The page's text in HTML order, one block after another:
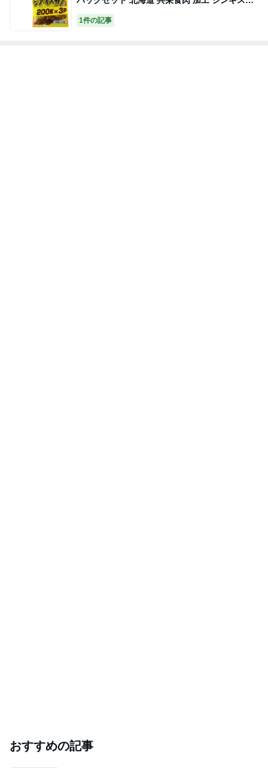
1件の記事
おすすめの記事